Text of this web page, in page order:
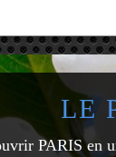
LE
PARIS en